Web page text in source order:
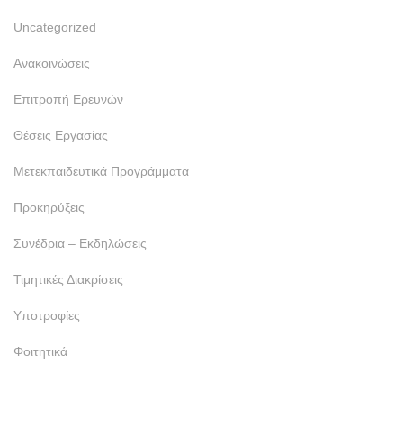
Uncategorized
Ανακοινώσεις
Επιτροπή Ερευνών
Θέσεις Εργασίας
Μετεκπαιδευτικά Προγράμματα
Προκηρύξεις
Συνέδρια – Εκδηλώσεις
Τιμητικές Διακρίσεις
Υποτροφίες
Φοιτητικά